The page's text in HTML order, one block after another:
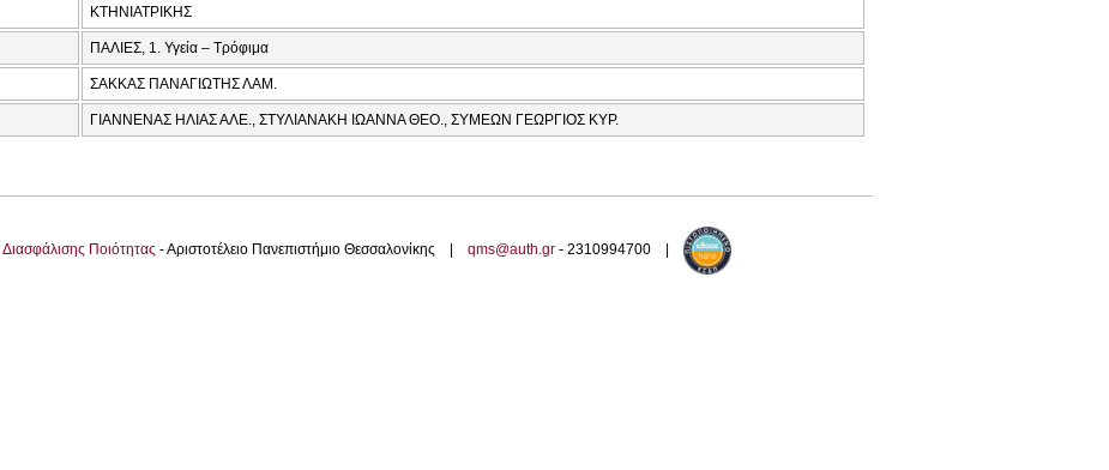
ΚΤΗΝΙΑΤΡΙΚΗΣ
ΠΑΛΙΕΣ, 1. Υγεία – Τρόφιμα
ΣΑΚΚΑΣ ΠΑΝΑΓΙΩΤΗΣ ΛΑΜ.
ΓΙΑΝΝΕΝΑΣ ΗΛΙΑΣ ΑΛΕ., ΣΤΥΛΙΑΝΑΚΗ ΙΩΑΝΝΑ ΘΕΟ., ΣΥΜΕΩΝ ΓΕΩΡΓΙΟΣ ΚΥΡ.
Ποιότητας - Αριστοτέλειο Πανεπιστήμιο Θεσσαλονίκης | qms@auth.gr - 2310994700 |